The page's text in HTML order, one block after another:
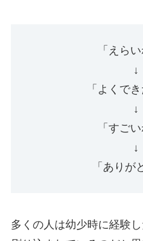
「えらい
↓
「よくで
↓
「すごい
↓
「ありが
多くの人は幼少時に経験